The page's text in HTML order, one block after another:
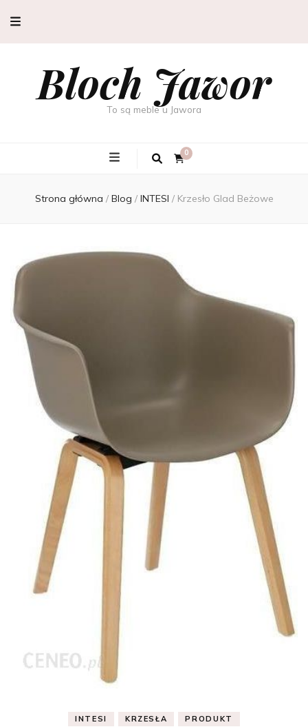
Bloch Jawor
To są meble u Jawora
0
Strona główna / Blog / INTESI / Krzesło Glad Beżowe
INTESI KRZESŁA PRODUKT